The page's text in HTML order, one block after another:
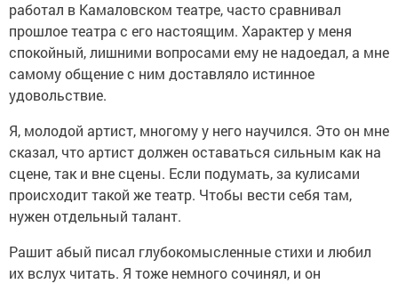
работал в Камаловском театре, часто сравнивал
прошлое театра с его настоящим. Характер у меня
спокойный, лишними вопросами ему не надоедал, а мне
самому общение с ним доставляло истинное
удовольствие.
Я, молодой артист, многому у него научился. Это он мне
сказал, что артист должен оставаться сильным как на
сцене, так и вне сцены. Если подумать, за кулисами
происходит такой же театр. Чтобы вести себя там,
нужен отдельный талант.
Рашит абый писал глубокомысленные стихи и любил
их вслух читать. Я тоже немного сочинял, и он